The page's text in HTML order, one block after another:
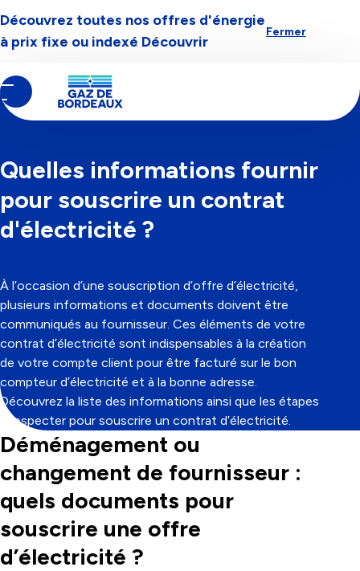
Aller à la navigation Aller au contenuAller au pied-de-page
Découvrez toutes nos offres d'énergie
à prix fixe ou indexé Découvrir
Fermer
Contenu
principal
d'Ariane
Mon contrat d'énergie
CATÉGORIE
DÉMARCHES
Quelles informations fournir
pour souscrire un contrat
d'électricité ?
À l’occasion d’une souscription d’offre d’électricité,
plusieurs informations et documents doivent être
communiqués au fournisseur. Ces éléments de votre
contrat d’électricité sont indispensables à la création
de votre compte client pour être facturé sur le bon
compteur d’électricité et à la bonne adresse.
Découvrez la liste des informations ainsi que les étapes
à respecter pour souscrire un contrat d’électricité.
Déménagement ou
changement de fournisseur :
quels documents pour
souscrire une offre
d’électricité ?